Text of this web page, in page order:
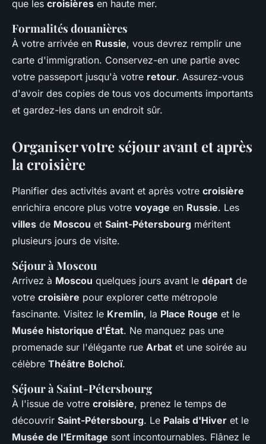
que les croisières en haute mer.
Formalités douanières
À votre arrivée en Russie, vous devrez remplir une
carte d'immigration. Conservez-en une partie avec
votre passeport jusqu'à votre retour. Assurez-vous
d'avoir des copies de tous vos documents importants
et gardez-les dans un endroit sûr.
Organiser votre séjour avant et après
la croisière
Planifier des activités avant et après votre croisière
enrichira encore plus votre voyage en Russie. Les
villes de Moscou et Saint-Pétersbourg méritent
plusieurs jours de visite.
Séjour à Moscou
Arrivez à Moscou quelques jours avant le départ de
votre croisière pour explorer cette métropole
fascinante. Visitez le Kremlin, la Place Rouge et le
Musée historique d'État. Ne manquez pas une
promenade sur l'élégante rue Arbat et une soirée au
célèbre Théâtre Bolchoï.
Séjour à Saint-Pétersbourg
À l'issue de votre croisière, prenez le temps de
découvrir Saint-Pétersbourg. Le Palais d'Hiver et le
Musée de l'Ermitage sont incontournables. Flânez le